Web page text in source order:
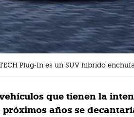
Plug-In es un SUV híbrido
que tienen la
próximos años se